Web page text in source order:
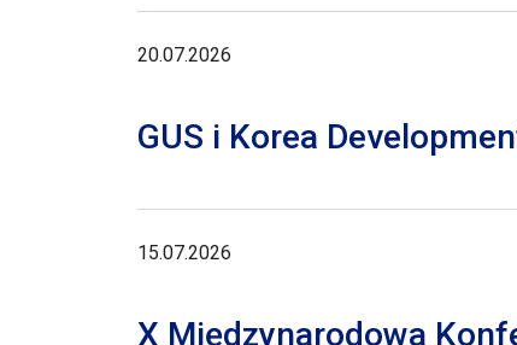
20.07.2026
GUS i Korea
15.07.2026
X Międzynarodowa